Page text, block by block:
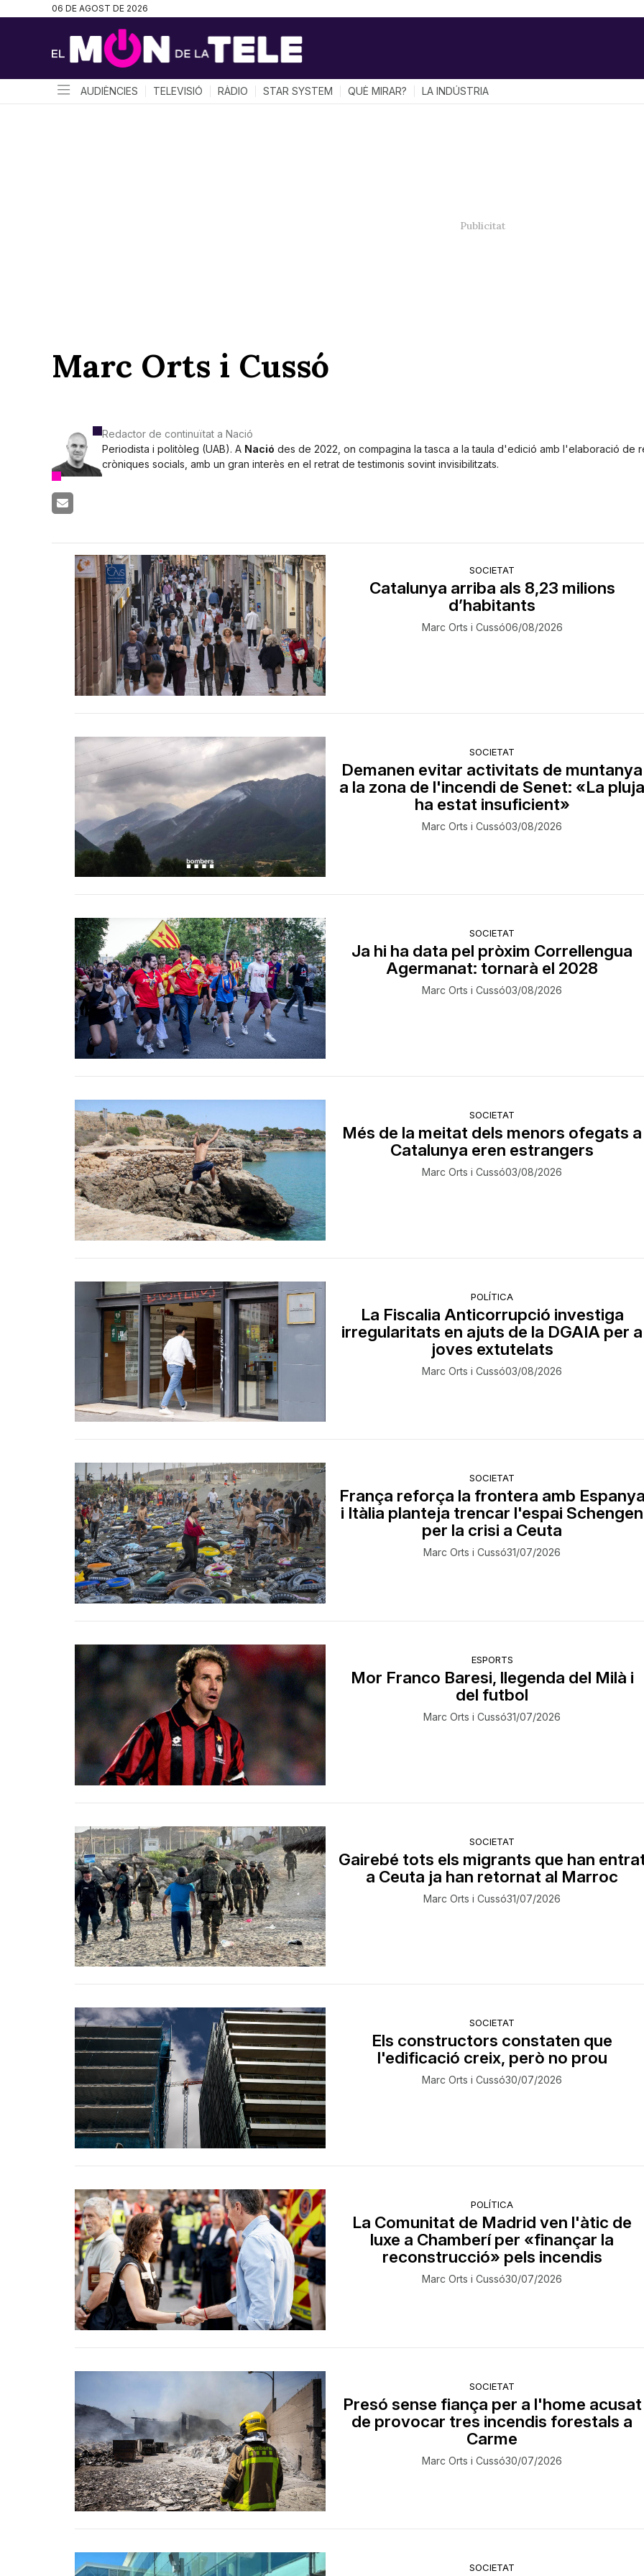
06 DE AGOST DE 2026
AUDIÈNCIES TELEVISIÓ RÀDIO STAR SYSTEM QUÈ MIRAR? LA INDÚSTRIA
Marc Orts i Cussó
Redactor de continuïtat a Nació
Periodista i politòleg (UAB). A Nació des de 2022, on compagina la tasca a la taula d'edició amb l'elaboració de
cròniques socials, amb un gran interès en el retrat de testimonis sovint invisibilitzats.
SOCIETAT
Catalunya arriba als 8,23 milions
d’habitants
Marc Orts i Cussó06/08/2026
SOCIETAT
Demanen evitar activitats de muntanya
a la zona de l'incendi de Senet: «La
ha estat insuficient»
Marc Orts i Cussó03/08/2026
SOCIETAT
Ja hi ha data pel pròxim Correllengua
Agermanat: tornarà el 2028
Marc Orts i Cussó03/08/2026
SOCIETAT
Més de la meitat dels menors ofegats a
Catalunya eren estrangers
Marc Orts i Cussó03/08/2026
POLÍTICA
La Fiscalia Anticorrupció investiga
irregularitats en ajuts de la DGAIA per a
joves extutelats
Marc Orts i Cussó03/08/2026
SOCIETAT
França reforça la frontera amb
i Itàlia planteja trencar l'espai Schengen
per la crisi a Ceuta
Marc Orts i Cussó31/07/2026
ESPORTS
Mor Franco Baresi, llegenda del Milà i
del futbol
Marc Orts i Cussó31/07/2026
SOCIETAT
Gairebé tots els migrants que han
a Ceuta ja han retornat al Marroc
Marc Orts i Cussó31/07/2026
SOCIETAT
Els constructors constaten que
l'edificació creix, però no prou
Marc Orts i Cussó30/07/2026
POLÍTICA
La Comunitat de Madrid ven l'àtic de
luxe a Chamberí per «finançar la
reconstrucció» pels incendis
Marc Orts i Cussó30/07/2026
SOCIETAT
Presó sense fiança per a l'home acusat
de provocar tres incendis forestals a
Carme
Marc Orts i Cussó30/07/2026
SOCIETAT